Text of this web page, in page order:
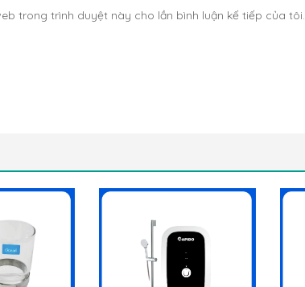
trong trình duyệt này cho lần bình luận kế tiếp của tôi.